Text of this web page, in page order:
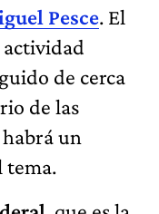
Pesce. El
actividad
de cerca
de las
un
tema.